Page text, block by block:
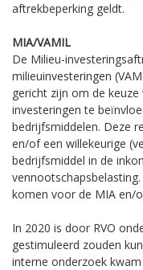
aftrekbeperking geldt.
MIA/VAMIL
De Milieu-
milieuinvesteringen
gericht zijn om de
investeringen te
bedrijfsmiddelen. Deze
en/of een willekeurige
bedrijfsmiddel in de
komen voor de MIA en/
In 2020 is door RVO
gestimuleerd zouden
interne onderzoek